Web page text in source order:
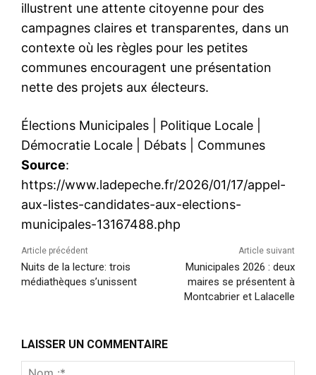
illustrent une attente citoyenne pour des
campagnes claires et transparentes, dans un
contexte où les règles pour les petites
communes encouragent une présentation
nette des projets aux électeurs.
Élections Municipales Politique Locale
Démocratie Locale
Débats
Communes
Source:
https://www.ladepeche.fr/2026/01/17/appel-
aux-listes-candidates-aux-elections-
municipales-13167488.php
Article précédent
Nuits de la lecture: trois
médiathèques s’unissent
Article suivant
Municipales 2026 : deux
maires se présentent à
Montcabrier et Lalacelle
LAISSER UN COMMENTAIRE